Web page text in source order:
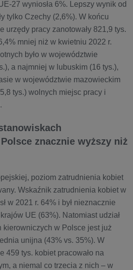
27 wyniosła 6%. Lepszy wynik od
tylko Czechy (2,6%). W końcu
urzędy pracy zanotowały 821,9 tys.
mniej niż w kwietniu 2022 r.
było w województwie
a najmniej w lubuskim (16 tys.),
w województwie mazowieckim
tys.) wolnych miejsc pracy i
znacznie wyższy niż
poziom zatrudnienia kobiet
Wskaźnik zatrudnienia kobiet w
w 2021 r. 64% i był nieznacznie
UE (63%). Natomiast udział
kierowniczych w Polsce jest już
unijna (43% vs. 35%). W
459 tys. kobiet pracowało na
a niemal co trzecia z nich – w